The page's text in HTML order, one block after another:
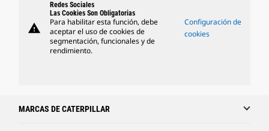
warning
Redes Sociales
Las Cookies Son Obligatorias
Para habilitar esta función, debe
aceptar el uso de cookies de
segmentación, funcionales y de
rendimiento.
Configuración de
cookies
MARCAS DE CATERPILLAR